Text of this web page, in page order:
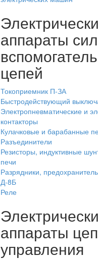
аппараты
цепей
Токоприемник П-ЗА
Быстродействующий
Электропневматические и
контакторы
Кулачковые и барабанные
Разъединители
Резисторы, индуктивные
печи
Разрядники,
Д-8Б
Реле
аппараты
управления